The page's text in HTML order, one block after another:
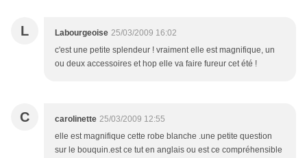
L Labourgeoise 25/03/2009 16:02
c'est une petite splendeur ! vraiment elle est magnifique, un
ou deux accessoires et hop elle va faire fureur cet été !
C carolinette 25/03/2009 12:55
elle est magnifique cette robe blanche .une petite question
sur le bouquin.est ce tut en anglais ou est ce compréhensible